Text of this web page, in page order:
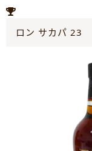
ロン サカパ 23